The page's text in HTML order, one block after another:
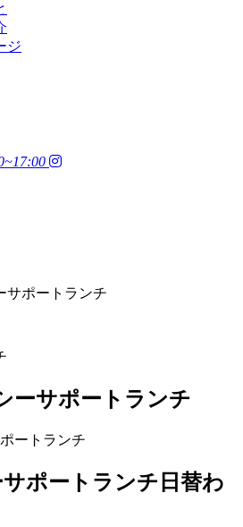
ジ
サポートランチ
ーサポートランチ
ポートランチ日替わ